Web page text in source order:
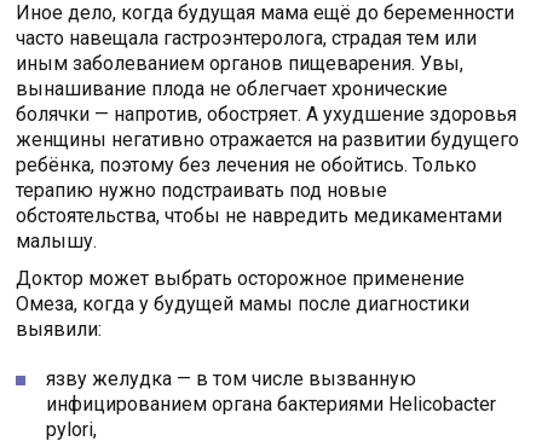
Иное дело, когда будущая мама ещё до беременности
часто навещала гастроэнтеролога, страдая тем или
иным заболеванием органов пищеварения. Увы,
вынашивание плода не облегчает хронические
болячки — напротив, обостряет. А ухудшение здоровья
женщины негативно отражается на развитии будущего
ребёнка, поэтому без лечения не обойтись. Только
терапию нужно подстраивать под новые
обстоятельства, чтобы не навредить медикаментами
малышу.
Доктор может выбрать осторожное применение
Омеза, когда у будущей мамы после диагностики
выявили:
язву желудка — в том числе вызванную
инфицированием органа бактериями Helicobacter
pylori,